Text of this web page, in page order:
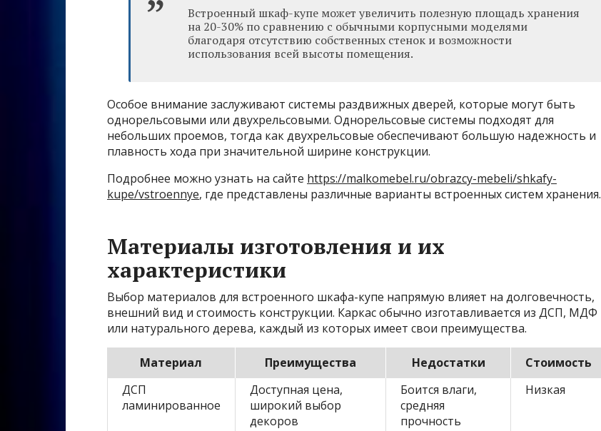
Встроенный шкаф-купе может увеличить полезную площадь хранения
на 20-30% по сравнению с обычными корпусными моделями
благодаря отсутствию собственных стенок и возможности
использования всей высоты помещения.
Особое внимание заслуживают системы раздвижных дверей, которые могут быть
однорельсовыми или двухрельсовыми. Однорельсовые системы подходят для
небольших проемов, тогда как двухрельсовые обеспечивают большую надежность и
плавность хода при значительной ширине конструкции.
Подробнее можно узнать на сайте https://malkomebel.ru/obrazcy-mebeli/shkafy-
kupe/vstroennye, где представлены различные варианты встроенных систем хранения.
Материалы изготовления и их
характеристики
Выбор материалов для встроенного шкафа-купе напрямую влияет на долговечность,
внешний вид и стоимость конструкции. Каркас обычно изготавливается из ДСП, МДФ
или натурального дерева, каждый из которых имеет свои преимущества.
Материал Преимущества Недостатки
Стоимость
ДСП
ламинированное
Доступная цена,
широкий выбор
декоров
Боится влаги,
средняя
прочность
Низкая